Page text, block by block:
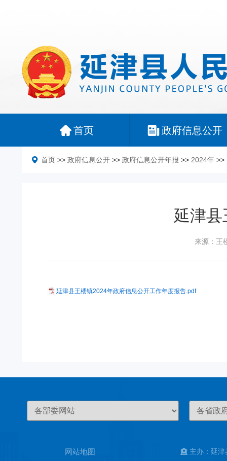
首页 政府信息公开
首页 >> 政府信息公开 >> 政府信息公开年报 >> 2024年 >>
延津
来源：王
延津县王楼镇2024年政府信息公开工作年度报告.pdf
网站地图
主办：延